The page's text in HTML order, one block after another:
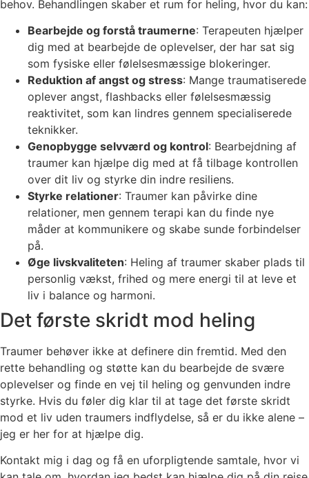
behov. Behandlingen skaber et rum for heling, hvor du kan:
Bearbejde og forstå traumerne: Terapeuten hjælper
dig med at bearbejde de oplevelser, der har sat sig
som fysiske eller følelsesmæssige blokeringer.
Reduktion af angst og stress: Mange traumatiserede
oplever angst, flashbacks eller følelsesmæssig
reaktivitet, som kan lindres gennem specialiserede
teknikker.
Genopbygge selvværd og kontrol: Bearbejdning af
traumer kan hjælpe dig med at få tilbage kontrollen
over dit liv og styrke din indre resiliens.
Styrke relationer: Traumer kan påvirke dine
relationer, men gennem terapi kan du finde nye
måder at kommunikere og skabe sunde forbindelser
på.
Øge livskvaliteten: Heling af traumer skaber plads til
personlig vækst, frihed og mere energi til at leve et
liv i balance og harmoni.
Det første skridt mod heling
Traumer behøver ikke at definere din fremtid. Med den
rette behandling og støtte kan du bearbejde de svære
oplevelser og finde en vej til heling og genvunden indre
styrke. Hvis du føler dig klar til at tage det første skridt
mod et liv uden traumers indflydelse, så er du ikke alene –
jeg er her for at hjælpe dig.
Kontakt mig i dag og få en uforpligtende samtale, hvor vi